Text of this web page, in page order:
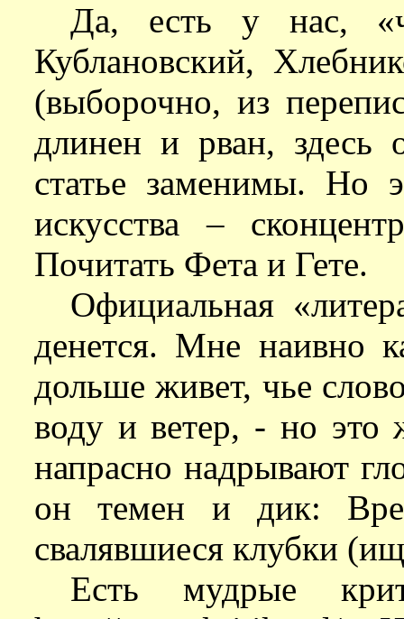
Да, есть у нас,
Кублановский,
(выборочно, из
длинен и рван, здесь
статье заменимы. Но
искусства –
Почитать Фета и Гете.
Официальная
денется. Мне наивно
дольше живет, чье
воду и ветер, - но это
напрасно надрывают
он темен и дик:
свалявшиеся клубки
Есть мудрые